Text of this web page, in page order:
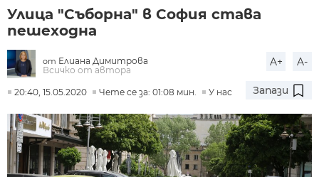
Улица "Съборна" в София става
пешеходна
от Елиана Димитрова
Всичко от автора
A+ A-
20:40, 15.05.2020 Чете се за: 01:08 мин. У нас Запази